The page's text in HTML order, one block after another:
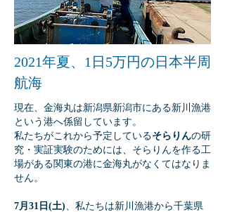
2021年夏、1日5万円の日本半周
航海
現在、金海丸は新潟県新潟市にある新川漁港
という港へ係留しています。
私たちがこれから予定しているそらりんの研
究・実証実験のためには、そらりんを作る工
場がある関東の港に金海丸がなくてはなりま
せん。
7月31日(土)、私たちは新川漁港から千葉県